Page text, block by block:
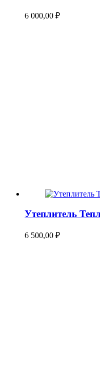
6 000,00 ₽
Утеплитель
6 500,00 ₽